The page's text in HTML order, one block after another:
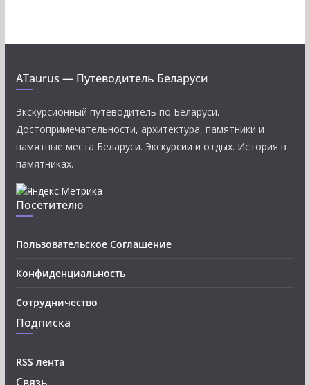
ATaurus — Путеводитель Беларуси
Экскурсионный путеводитель по Беларуси.
Достопримечательности, архитектура, памятники и
памятные места Беларуси. Экскурсии и отдых. История в
памятниках.
Посетителю
Пользовательское Соглашение
Конфиденциальность
Сотрудничество
Подписка
RSS лента